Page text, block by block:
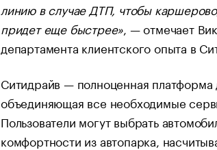
линию в случае ДТП, чтобы
придет еще быстрее» , — отмечает
департамента клиентского опыта в
Ситидрайв — полноценная платформа
объединяющая все необходимые
Пользователи могут выбрать
комфортности из автопарка,